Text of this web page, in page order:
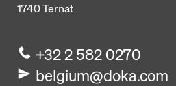
1740Ternat
+32 2 582 0270
belgium@doka.com